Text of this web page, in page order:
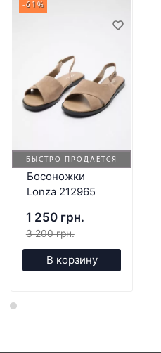
БЫСТРО ПРОДАЕТСЯ
-61%
Босоножки
Lonza 212965
1 250 грн.
3 200 грн.
В корзину